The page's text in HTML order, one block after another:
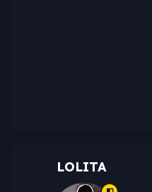
LOLITA